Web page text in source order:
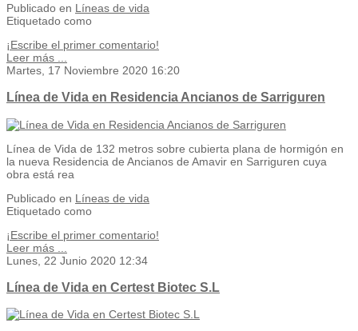
Publicado en Líneas de vida
Etiquetado como
¡Escribe el primer comentario!
Leer más ...
Martes, 17 Noviembre 2020 16:20
Línea de Vida en Residencia Ancianos de Sarriguren
Línea de Vida de 132 metros sobre cubierta plana de hormigón en
la nueva Residencia de Ancianos de Amavir en Sarriguren cuya
obra está rea
Publicado en Líneas de vida
Etiquetado como
¡Escribe el primer comentario!
Leer más ...
Lunes, 22 Junio 2020 12:34
Línea de Vida en Certest Biotec S.L